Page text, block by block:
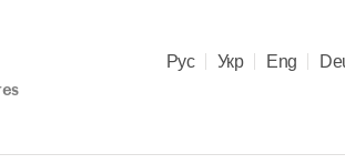
Рус Укр Eng